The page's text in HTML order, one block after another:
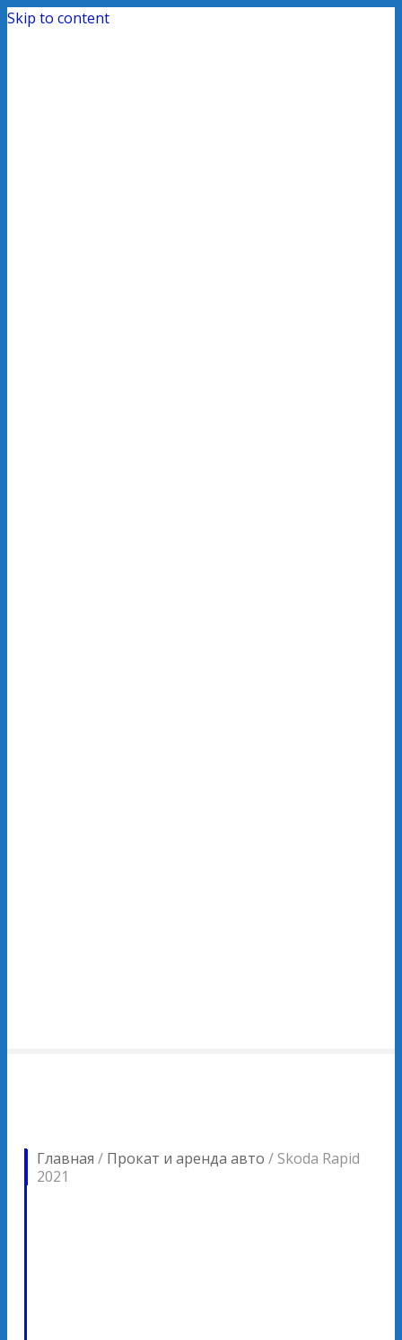
Skip to content
Главная / Прокат и аренда авто / Skoda Rapid
2021